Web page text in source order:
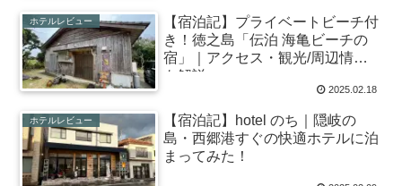
ホテルレビュー
【宿泊記】プライベートビーチ付
き！徳之島「伝泊 海亀ビーチの
宿」｜アクセス・観光/周辺情報
も解説
2025.02.18
ホテルレビュー
【宿泊記】hotel のち｜隠岐の
島・西郷港すぐの快適ホテルに泊
まってみた！